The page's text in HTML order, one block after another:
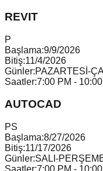
REVIT
P
Başlama:9/9/2026
Bitiş:11/4/2026
Günler:PAZARTESİ-
Saatler:7:00 PM -
AUTOCAD
PS
Başlama:8/27/2026
Bitiş:11/17/2026
Günler:SALI-
Saatler:7:00 PM -